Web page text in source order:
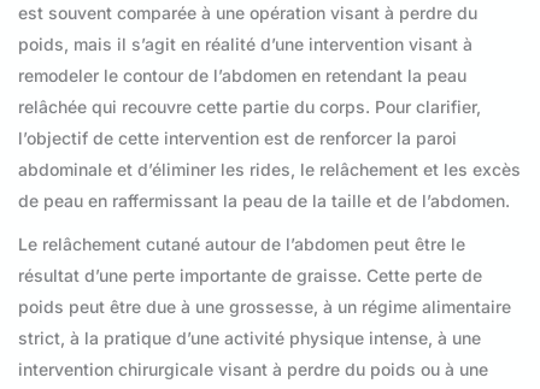
est souvent comparée à une opération visant à perdre du
poids, mais il s’agit en réalité d’une intervention visant à
remodeler le contour de l’abdomen en retendant la peau
relâchée qui recouvre cette partie du corps. Pour clarifier,
l’objectif de cette intervention est de renforcer la paroi
abdominale et d’éliminer les rides, le relâchement et les excès
de peau en raffermissant la peau de la taille et de l’abdomen.
Le relâchement cutané autour de l’abdomen peut être le
résultat d’une perte importante de graisse. Cette perte de
poids peut être due à une grossesse, à un régime alimentaire
strict, à la pratique d’une activité physique intense, à une
intervention chirurgicale visant à perdre du poids ou à une